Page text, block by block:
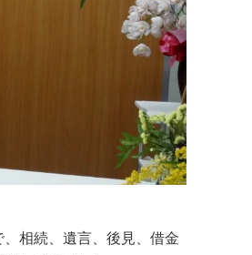
相続、遺言、後見、借金